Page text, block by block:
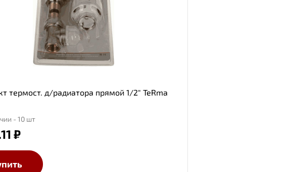
термост. д/радиатора прямой 1/2" TeRma
- 10 шт
₽